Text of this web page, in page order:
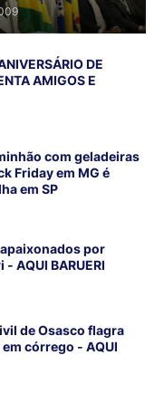
DE
AMIGOS E
com geladeiras
Friday em MG é
em SP
por
AQUI BARUERI
de Osasco flagra
córrego - AQUI